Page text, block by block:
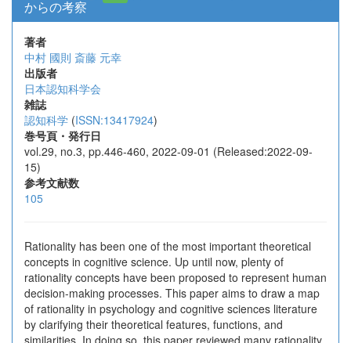
からの考察
著者
中村 國則 斎藤 元幸
出版者
日本認知科学会
雑誌
認知科学 (ISSN:13417924)
巻号頁・発行日
vol.29, no.3, pp.446-460, 2022-09-01 (Released:2022-09-
15)
参考文献数
105
Rationality has been one of the most important theoretical
concepts in cognitive science. Up until now, plenty of
rationality concepts have been proposed to represent human
decision-making processes. This paper aims to draw a map
of rationality in psychology and cognitive sciences literature
by clarifying their theoretical features, functions, and
similarities. In doing so, this paper reviewed many rationality